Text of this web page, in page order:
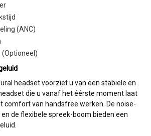
(ANC)
headset voorziet u van een stabiele en
die u vanaf het éérste moment laat
comfort van handsfree werken. De noise-
de flexibele spreek-boom bieden een